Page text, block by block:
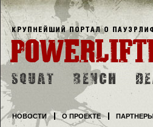
НОВОСТИ О ПРОЕКТЕ ПАРТНЕРЫ